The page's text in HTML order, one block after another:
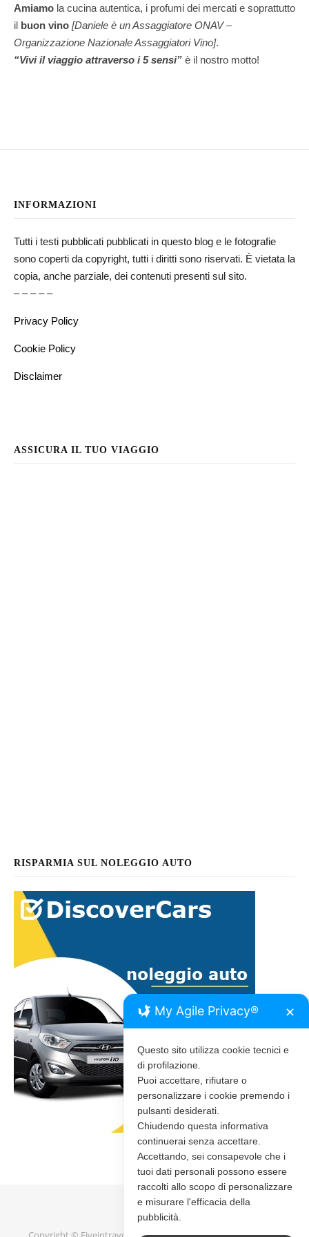
Amiamo la cucina autentica, i profumi dei mercati e soprattutto
il buon vino [Daniele è un Assaggiatore ONAV –
Organizzazione Nazionale Assaggiatori Vino].
“Vivi il viaggio attraverso i 5 sensi” è il nostro motto!
INFORMAZIONI
Tutti i testi pubblicati pubblicati in questo blog e le fotografie
sono coperti da copyright, tutti i diritti sono riservati. È vietata la
copia, anche parziale, dei contenuti presenti sul sito.
– – – – –
Privacy Policy
Cookie Policy
Disclaimer
ASSICURA IL TUO VIAGGIO
RISPARMIA SUL NOLEGGIO AUTO
My Agile Privacy® ✕
Questo sito utilizza cookie tecnici e
di profilazione.
Puoi accettare, rifiutare o
personalizzare i cookie premendo i
pulsanti desiderati.
Chiudendo questa informativa
continuerai senza accettare.
Accettando, sei consapevole che i
tuoi dati personali possono essere
raccolti allo scopo di personalizzare
e misurare l'efficacia della
pubblicità.